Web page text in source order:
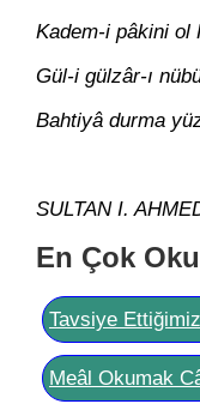
Kadem-i pâkini ol
Gül-i gülzâr-ı
Bahtiyâ durma
SULTAN I.
En Çok
Tavsiye
Meâl Okumak